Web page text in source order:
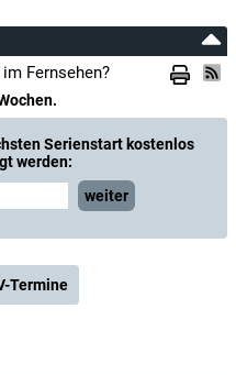
Fernsehen?
Serienstart kostenlos
werden:
weiter
Termine